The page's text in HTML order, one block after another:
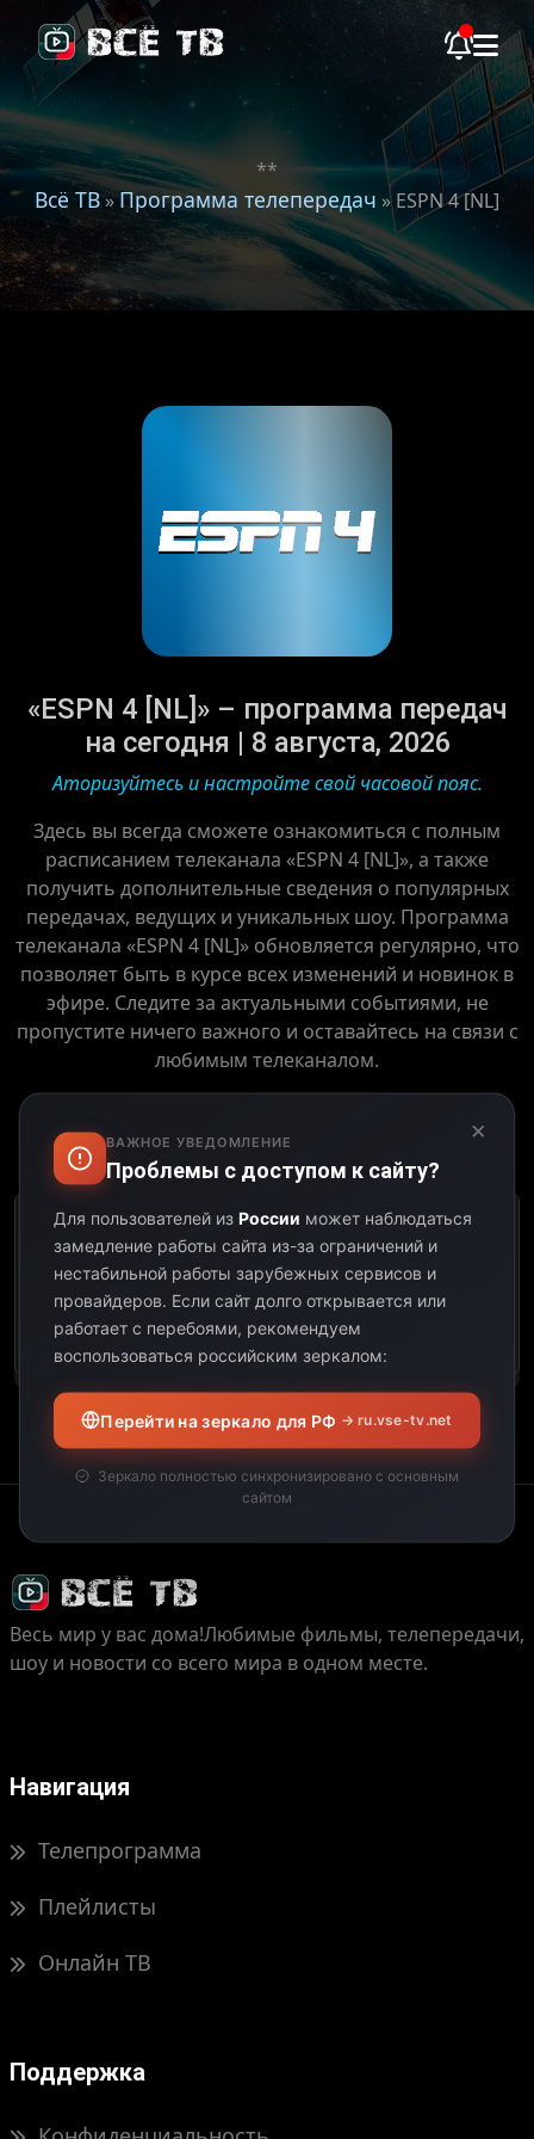
**
Всё ТВ »Программа телепередач » ESPN 4 [NL]
«ESPN 4 [NL]» – программа передач
на сегодня | 8 августа, 2026
Аторизуйтесь и настройте свой часовой пояс.
Здесь вы всегда сможете ознакомиться с полным
расписанием телеканала «ESPN 4 [NL]», а также
получить дополнительные сведения о популярных
передачах, ведущих и уникальных шоу. Программа
телеканала «ESPN 4 [NL]» обновляется регулярно, что
позволяет быть в курсе всех изменений и новинок в
эфире. Следите за актуальными событиями, не
пропустите ничего важного и оставайтесь на связи с
любимым телеканалом.
Выберите дату:
К сожалению, этот
телеканал не
предоставил свою
программу передач на
выбранную дату.
Весь мир у вас дома!Любимые фильмы, телепередачи,
шоу и новости со всего мира в одном месте.
Навигация
Телепрограмма
Плейлисты
Онлайн ТВ
Поддержка
×
ВАЖНОЕ УВЕДОМЛЕНИЕ
Проблемы с доступом к сайту?
Для пользователей из России может наблюдаться
замедление работы сайта из-за ограничений и
нестабильной работы зарубежных сервисов и
провайдеров. Если сайт долго открывается или
работает с перебоями, рекомендуем
воспользоваться российским зеркалом:
Перейти на зеркало для РФ → ru.vse-tv.net
Зеркало полностью синхронизировано с основным
сайтом